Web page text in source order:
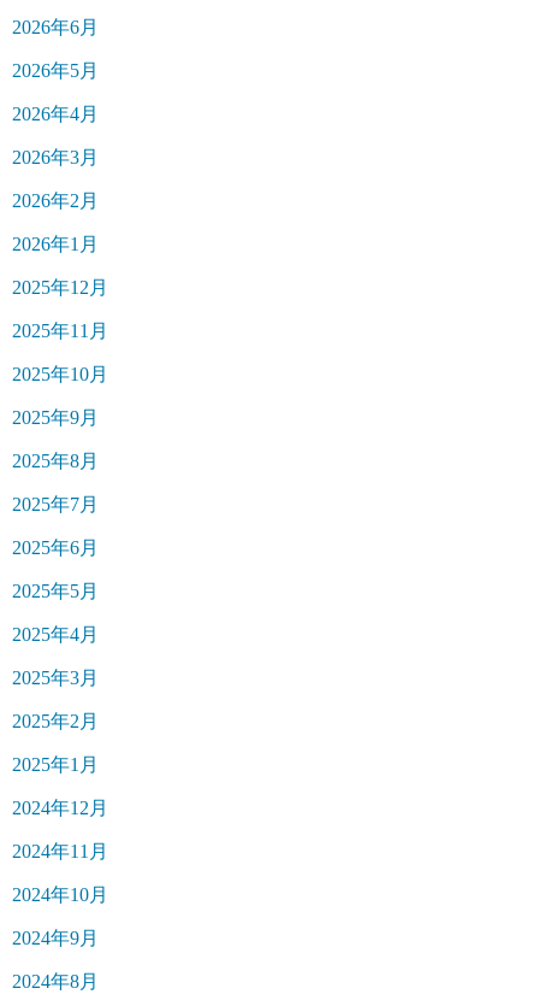
2026年6月
2026年5月
2026年4月
2026年3月
2026年2月
2026年1月
2025年12月
2025年11月
2025年10月
2025年9月
2025年8月
2025年7月
2025年6月
2025年5月
2025年4月
2025年3月
2025年2月
2025年1月
2024年12月
2024年11月
2024年10月
2024年9月
2024年8月